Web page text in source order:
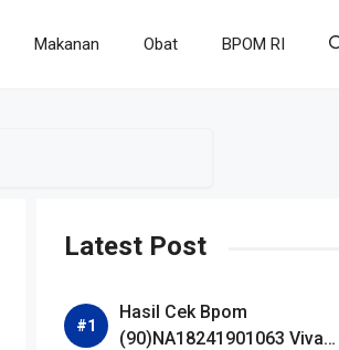
Makanan Obat BPOM RI
Latest Post
Hasil Cek Bpom
(90)NA18241901063 Viva